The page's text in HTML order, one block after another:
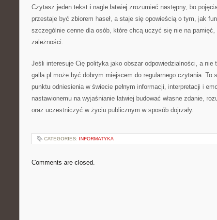
Czytasz jeden tekst i nagle łatwiej zrozumieć następny, bo
przestaje być zbiorem haseł, a staje się opowieścią o tym, jak
szczególnie cenne dla osób, które chcą uczyć się nie na
zależności.
Jeśli interesuje Cię polityka jako obszar odpowiedzialności, a
galla.pl może być dobrym miejscem do regularnego czytania. To
punktu odniesienia w świecie pełnym informacji, interpretacji i
nastawionemu na wyjaśnianie łatwiej budować własne zdanie,
oraz uczestniczyć w życiu publicznym w sposób dojrzały.
CATEGORIES: INFORMATYKA
Comments are closed.